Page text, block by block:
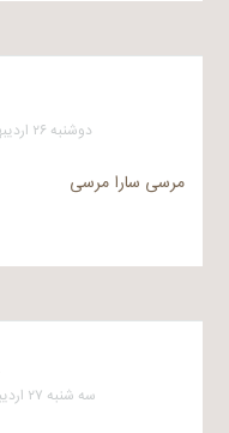
دوشنبه ۲۶ اردیبهشت ۱۳۸۴ در ۹:۳۳ بعد از ظهر
مرسی سارا مرسی
سه شنبه ۲۷ اردیبهشت ۱۳۸۴ در ۴:۵۰ بعد از ظهر